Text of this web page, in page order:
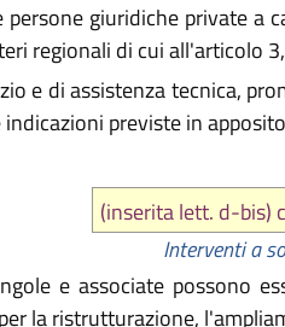
persone giuridiche private a
regionali di cui all'articolo
e di assistenza tecnica,
previste in
(inserita lett. d-bis)
Interventi a
e associate possono
la ristrutturazione,